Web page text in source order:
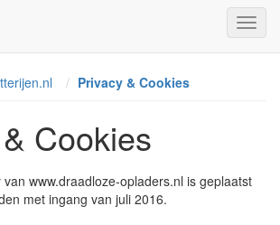
Privacy & Cookies
Cookies
van www.draadloze-opladers.nl is geplaatst
met ingang van juli 2016.